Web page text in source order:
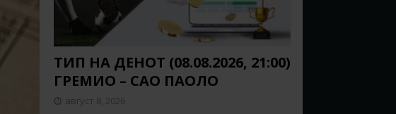
ТИП НА ДЕНОТ (08.08.2026, 21:00)
ГРЕМИО – САО ПАОЛО
август 8, 2026